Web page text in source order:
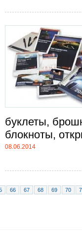
буклеты,
блокноты,
08.06.2014
66 67 68 69 70